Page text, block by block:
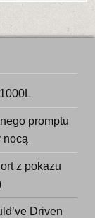
promptu
nocą
z pokazu
Driven